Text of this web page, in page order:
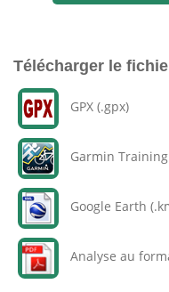
Télécharger le
GPX (.gpx)
Garmin
Google Earth
Analyse au